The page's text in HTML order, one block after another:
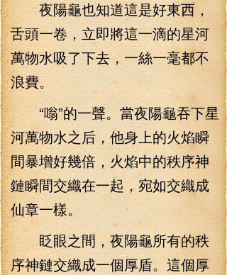
夜陽龜也知道這是好東西，
舌頭一卷，立即將這一滴的星河
萬物水吸了下去，一絲一毫都不
浪費。
“嗡”的一聲。當夜陽龜吞下星
河萬物水之后，他身上的火焰瞬
間暴增好幾倍，火焰中的秩序神
鏈瞬間交織在一起，宛如交織成
仙章一樣。
眨眼之間，夜陽龜所有的秩
序神鏈交織成一個厚盾。這個厚